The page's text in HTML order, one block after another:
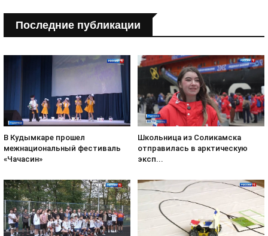
Последние публикации
В Кудымкаре прошел
межнациональный фестиваль
«Чачасин»
Школьница из Соликамска
отправилась в арктическую
эксп...